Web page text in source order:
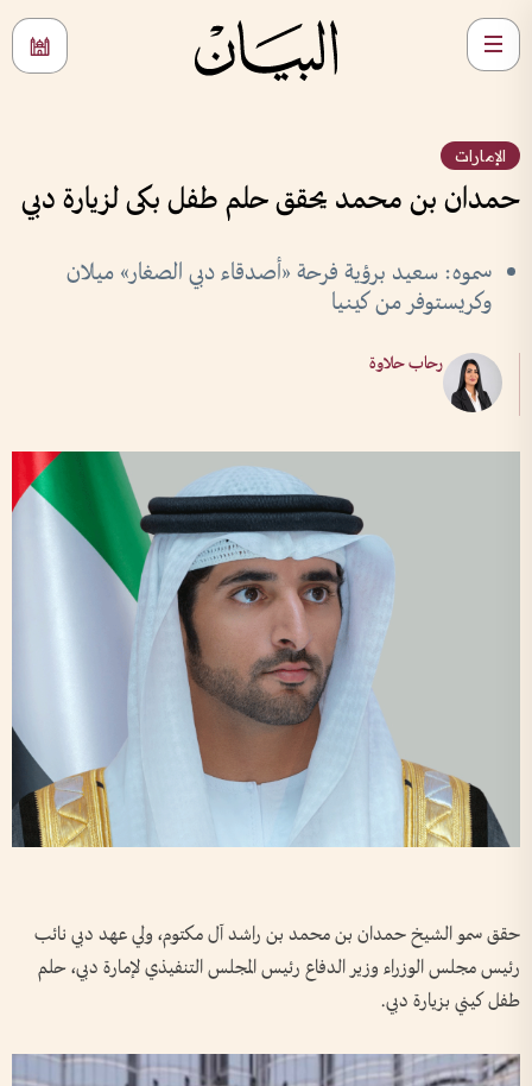
الإمارات
حمدان بن محمد يحقق حلم طفل بكى لزيارة دبي
سموه: سعيد برؤية فرحة «أصدقاء دبي الصغار» ميلان
وكريستوفر من كينيا
رحاب حلاوة
حقق سمو الشيخ حمدان بن محمد بن راشد آل مكتوم، ولي عهد دبي نائب
رئيس مجلس الوزراء وزير الدفاع رئيس المجلس التنفيذي لإمارة دبي، حلم
طفل كيني بزيارة دبي.